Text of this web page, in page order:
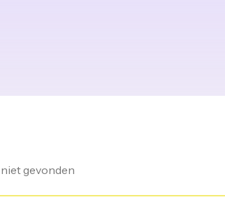
gevonden